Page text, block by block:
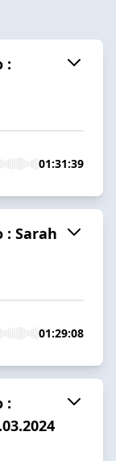
:
01:31:39
: Sarah
01:29:08
: